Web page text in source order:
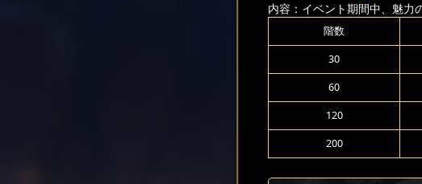
内容：イベント期間中、魅力
階数
30
60
120
200